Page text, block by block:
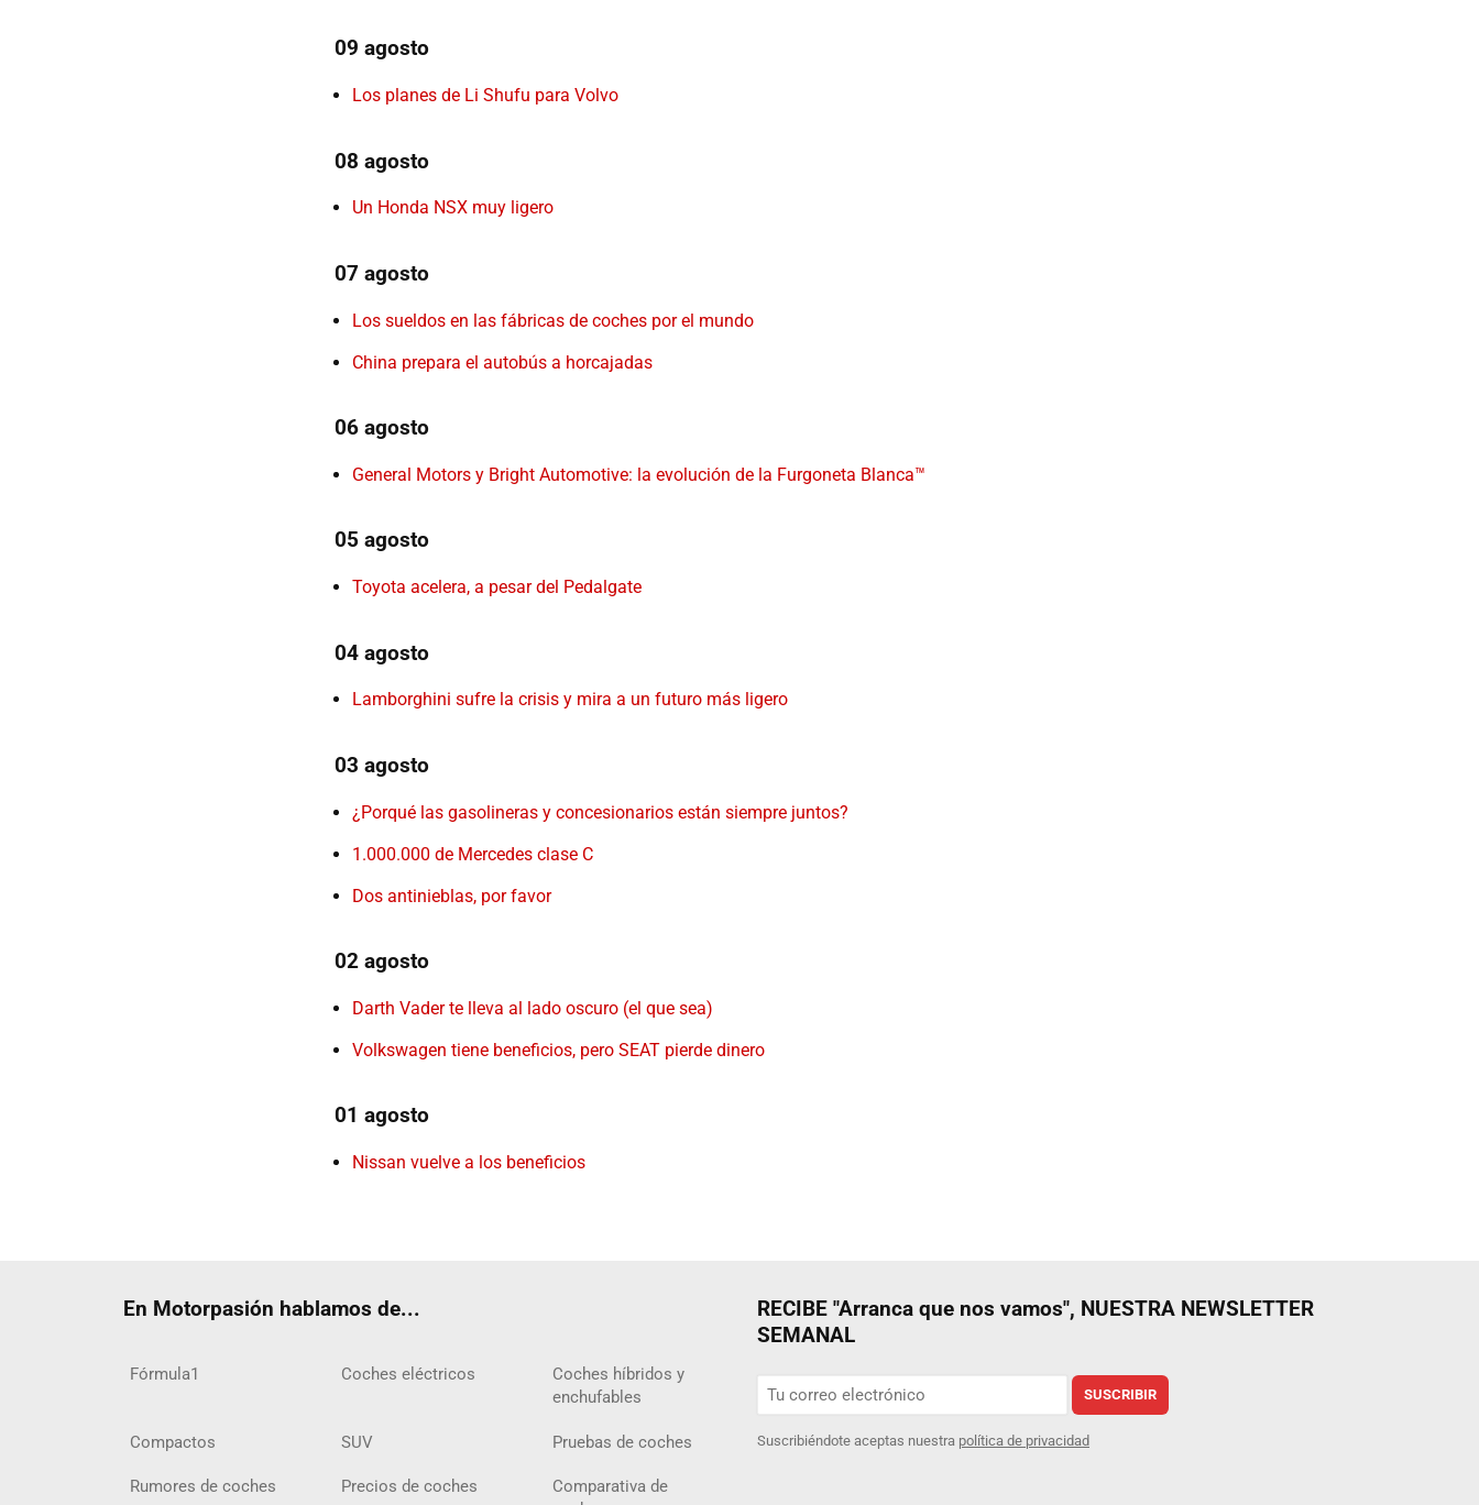
09 agosto
Los planes de Li Shufu para Volvo
08 agosto
Un Honda NSX muy ligero
07 agosto
Los sueldos en las fábricas de coches por el mundo
China prepara el autobús a horcajadas
06 agosto
General Motors y Bright Automotive: la evolución de la Furgoneta Blanca™
05 agosto
Toyota acelera, a pesar del Pedalgate
04 agosto
Lamborghini sufre la crisis y mira a un futuro más ligero
03 agosto
¿Porqué las gasolineras y concesionarios están siempre juntos?
1.000.000 de Mercedes clase C
Dos antinieblas, por favor
02 agosto
Darth Vader te lleva al lado oscuro (el que sea)
Volkswagen tiene beneficios, pero SEAT pierde dinero
01 agosto
Nissan vuelve a los beneficios
RECIBE "Arranca que nos vamos", NUESTRA NEWSLETTER
SEMANAL
SUSCRIBIR
Suscribiéndote aceptas nuestra política de privacidad
En Motorpasión hablamos de...
Fórmula1 Coches eléctricos
Coches híbridos y
enchufables
Compactos SUV Pruebas de coches
Rumores de coches Precios de coches
Comparativa de